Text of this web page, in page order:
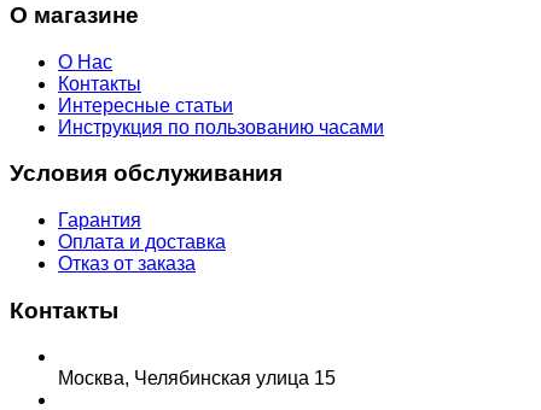
О магазине
О Нас
Контакты
Интересные статьи
Инструкция по пользованию часами
Условия обслуживания
Гарантия
Оплата и доставка
Отказ от заказа
Контакты
Москва, Челябинская улица 15